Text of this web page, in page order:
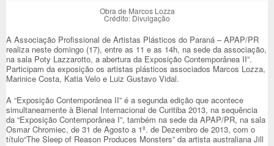
Obra de Marcos Lozza
Crédito: Divulgação
A Associação Profissional de Artistas Plásticos do Paraná – APAP/PR
realiza neste domingo (17), entre as 11 e as 14h, na sede da associação,
na sala Poty Lazzarotto, a abertura da Exposição Contemporânea II”.
Participam da exposição os artistas plásticos associados Marcos Lozza,
Marinice Costa, Katia Velo e Luiz Gustavo Vidal.
A “Exposição Contemporânea II” é a segunda edição que acontece
simultaneamente à Bienal Internacional de Curitiba 2013, na sequência
da “Exposição Contemporânea I”, também na sede da APAP/PR, na sala
Osmar Chromiec, de 31 de Agosto a 1º. de Dezembro de 2013, com o
título“The Sleep of Reason Produces Monsters” da artista australiana Jill